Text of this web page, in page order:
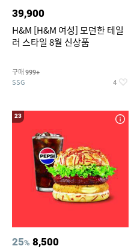
39,900
H&M [H&M 여성] 모던한 테일
러 스타일 8월 신상품
구매 999+
SSG 4
23
25% 8,500